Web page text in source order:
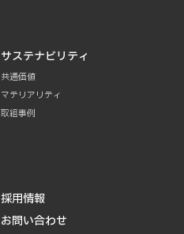
サステナビリティ
共通価値
マテリアリティ
取組事例
採用情報
お問い合わせ